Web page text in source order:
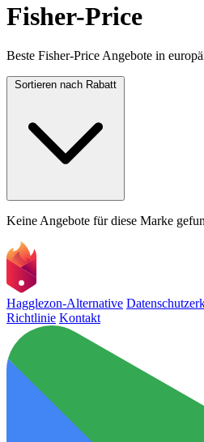
Fisher-Price
Beste Fisher-Price Angebote in
Sortieren nach Rabatt
Keine Angebote für diese Marke
Hagglezon-Alternative
Richtlinie Kontakt